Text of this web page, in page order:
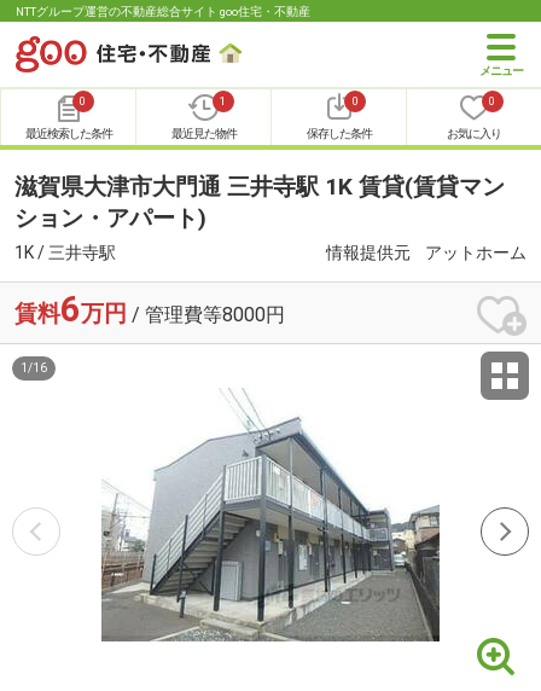
NTTグループ運営の不動産総合サイト goo住宅・不動産
0
最近検索した条件
1
最近見た物件
0
保存した条件
0
お気に入り
滋賀県大津市大門通 三井寺駅 1K 賃貸(賃貸マン
ション・アパート)
1K / 三井寺駅 情報提供元 アットホーム
賃料6万円 / 管理費等8000円
1 /16